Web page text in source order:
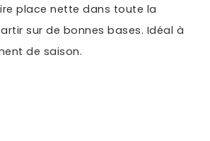
place nette dans toute la
sur de bonnes bases. Idéal à
de saison.
ce formulaire, j'accepte que les
soient exploitées dans le cadre
*